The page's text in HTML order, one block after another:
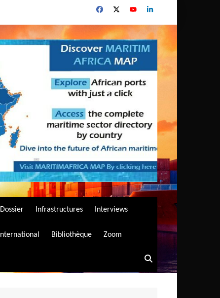
Dossier Infrastructures Interviews
International Bibliothèque Zoom